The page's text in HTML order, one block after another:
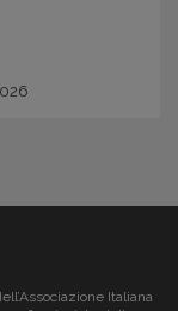
Italiana